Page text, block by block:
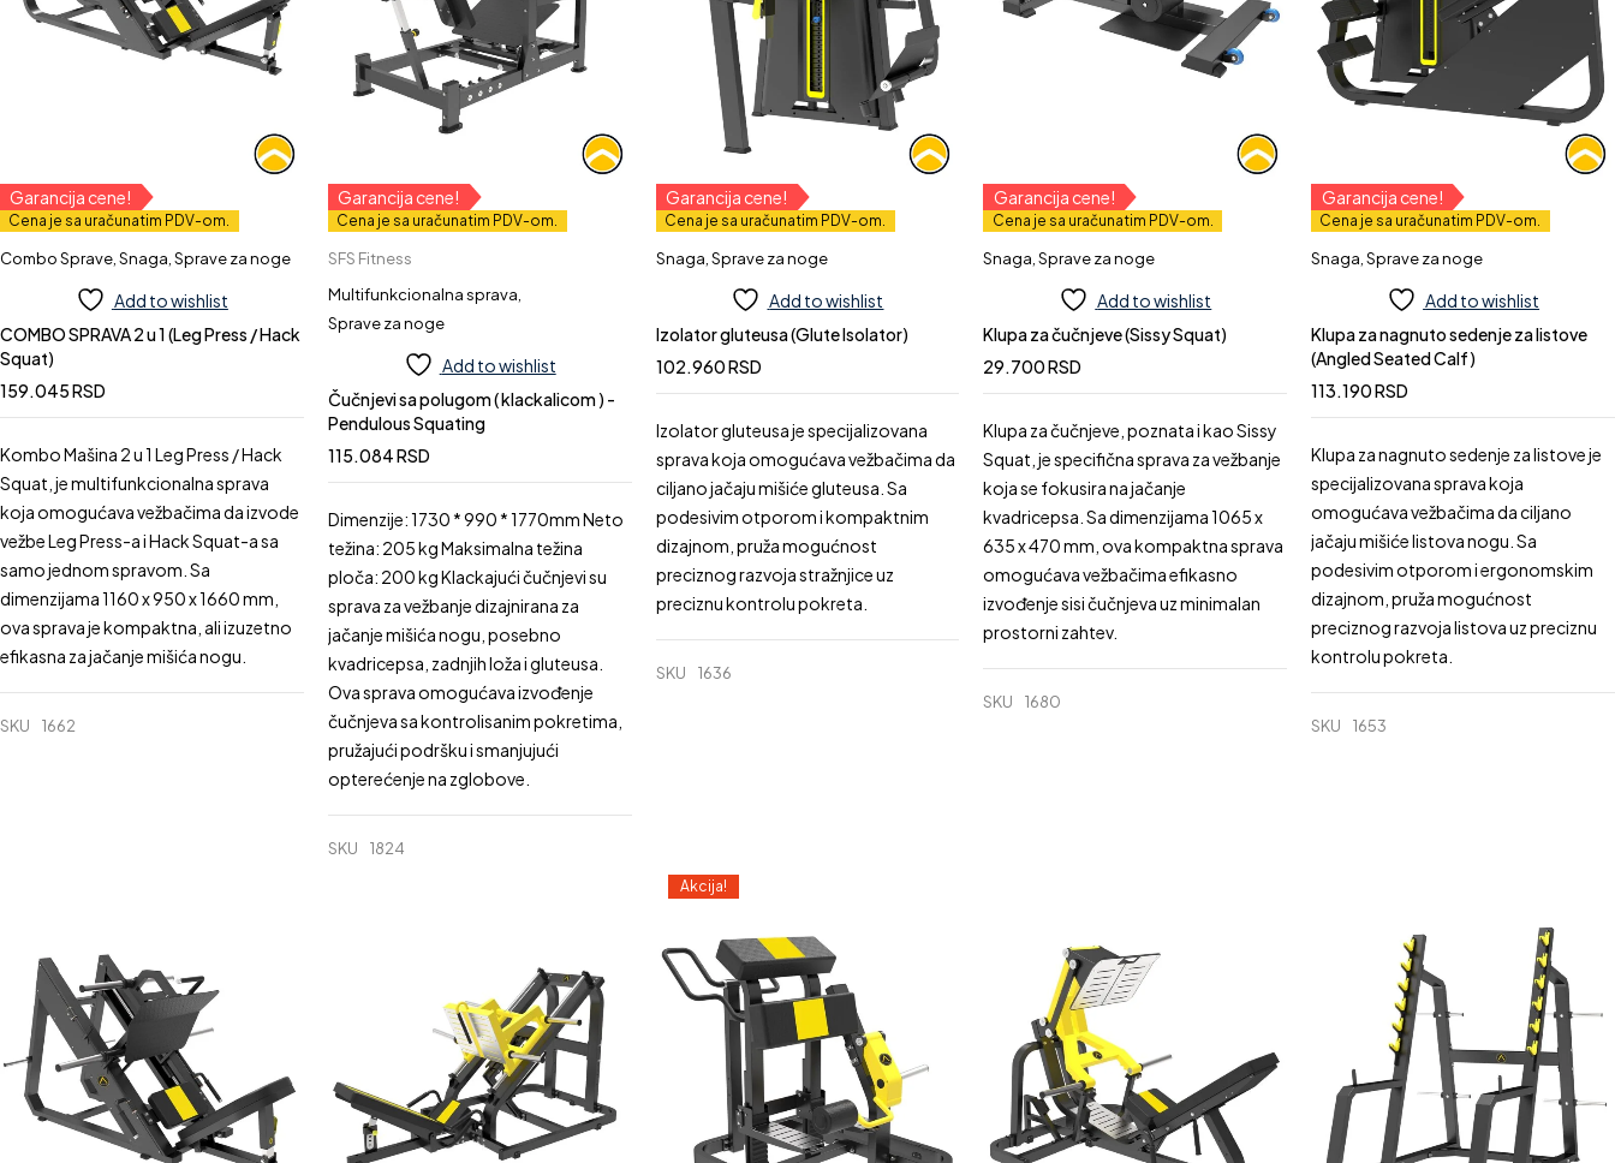
Garancija cene!
Cena je sa uračunatim PDV-om.
Combo Sprave,Snaga,Sprave za noge
Add to wishlist
COMBO SPRAVA 2 u 1 (Leg Press / Hack
Squat)
159.045RSD
Kombo Mašina 2 u 1 Leg Press / Hack
Squat, je multifunkcionalna sprava
koja omogućava vežbačima da izvode
vežbe Leg Press-a i Hack Squat-a sa
samo jednom spravom. Sa
dimenzijama 1160 x 950 x 1660 mm,
ova sprava je kompaktna, ali izuzetno
efikasna za jačanje mišića nogu.
SKU 1662
Garancija cene!
Cena je sa uračunatim PDV-om.
SFS Fitness
Multifunkcionalna sprava,
Sprave za noge
Add to wishlist
Čučnjevi sa polugom ( klackalicom ) -
Pendulous Squating
115.084RSD
Dimenzije: 1730 * 990 * 1770mm Neto
težina: 205 kg Maksimalna težina
ploča: 200 kg Klackajući čučnjevi su
sprava za vežbanje dizajnirana za
jačanje mišića nogu, posebno
kvadricepsa, zadnjih loža i gluteusa.
Ova sprava omogućava izvođenje
čučnjeva sa kontrolisanim pokretima,
pružajući podršku i smanjujući
opterećenje na zglobove.
SKU 1824
Garancija cene!
Cena je sa uračunatim PDV-om.
Snaga,Sprave za noge
Add to wishlist
Izolator gluteusa (Glute Isolator)
102.960RSD
Izolator gluteusa je specijalizovana
sprava koja omogućava vežbačima da
ciljano jačaju mišiće gluteusa. Sa
podesivim otporom i kompaktnim
dizajnom, pruža mogućnost
preciznog razvoja stražnjice uz
preciznu kontrolu pokreta.
SKU 1636
Garancija cene!
Cena je sa uračunatim PDV-om.
Snaga,Sprave za noge
Add to wishlist
Klupa za čučnjeve (Sissy Squat)
29.700RSD
Klupa za čučnjeve, poznata i kao Sissy
Squat, je specifična sprava za vežbanje
koja se fokusira na jačanje
kvadricepsa. Sa dimenzijama 1065 x
635 x 470 mm, ova kompaktna sprava
omogućava vežbačima efikasno
izvođenje sisi čučnjeva uz minimalan
prostorni zahtev.
SKU 1680
Garancija cene!
Cena je sa uračunatim PDV-om.
Snaga,Sprave za noge
Add to wishlist
Klupa za nagnuto sedenje za listove
(Angled Seated Calf)
113.190RSD
Klupa za nagnuto sedenje za listove je
specijalizovana sprava koja
omogućava vežbačima da ciljano
jačaju mišiće listova nogu. Sa
podesivim otporom i ergonomskim
dizajnom, pruža mogućnost
preciznog razvoja listova uz preciznu
kontrolu pokreta.
SKU 1653
Akcija!